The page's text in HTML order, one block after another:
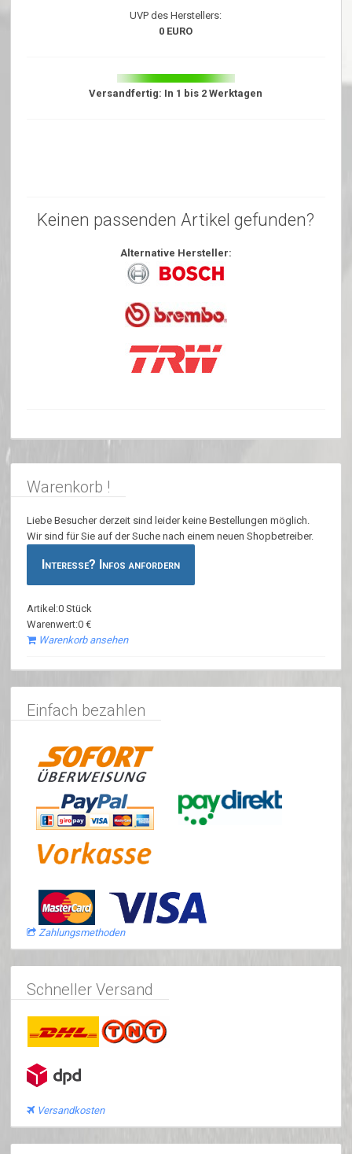
UVP des Herstellers:
0 EURO
Versandfertig: In 1 bis 2 Werktagen
Keinen passenden Artikel gefunden?
Alternative Hersteller:
Warenkorb !
Liebe Besucher derzeit sind leider keine Bestellungen möglich.
Wir sind für Sie auf der Suche nach einem neuen Shopbetreiber.
Interesse? Infos anfordern
Artikel:0 Stück
Warenwert:0 €
Warenkorb ansehen
Einfach bezahlen
Zahlungsmethoden
Schneller Versand
Versandkosten